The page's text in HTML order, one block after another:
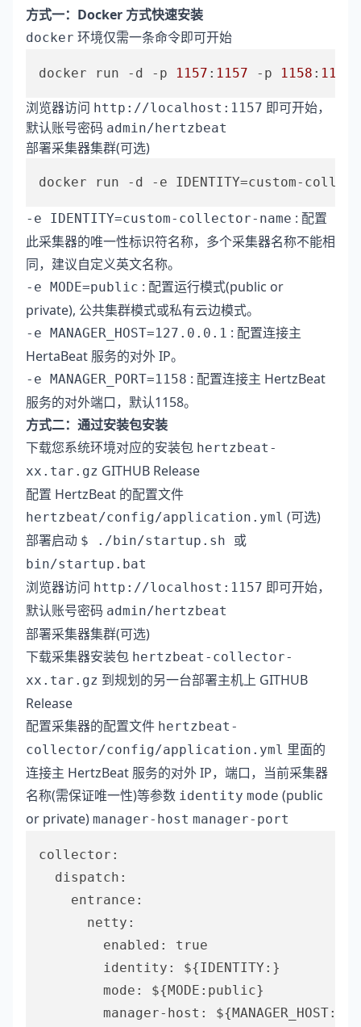
方式一：Docker 方式快速安装
docker 环境仅需一条命令即可开始
docker run -d -p 1157 : 1157 -p 1158 : 1158
浏览器访问 http://localhost:1157 即可开始，
默认账号密码 admin/hertzbeat
部署采集器集群(可选)
docker run -d -e IDENTITY=custom-collector-
-e IDENTITY=custom-collector-name : 配置
此采集器的唯一性标识符名称，多个采集器名称不能相
同，建议自定义英文名称。
-e MODE=public : 配置运行模式(public or
private), 公共集群模式或私有云边模式。
-e MANAGER_HOST=127.0.0.1 : 配置连接主
HertaBeat 服务的对外 IP。
-e MANAGER_PORT=1158 : 配置连接主 HertzBeat
服务的对外端口，默认1158。
方式二：通过安装包安装
下载您系统环境对应的安装包 hertzbeat-
xx.tar.gz GITHUB Release
配置 HertzBeat 的配置文件
hertzbeat/config/application.yml (可选)
部署启动 $ ./bin/startup.sh 或
bin/startup.bat
浏览器访问 http://localhost:1157 即可开始，
默认账号密码 admin/hertzbeat
部署采集器集群(可选)
下载采集器安装包 hertzbeat-collector-
xx.tar.gz 到规划的另一台部署主机上 GITHUB
Release
配置采集器的配置文件 hertzbeat-
collector/config/application.yml 里面的
连接主 HertzBeat 服务的对外 IP，端口，当前采集器
名称(需保证唯一性)等参数 identity mode (public
or private) manager-host manager-port
collector:
  dispatch:
    entrance:
      netty:
        enabled: true
        identity: ${IDENTITY:}
        mode: ${MODE:public}
        manager-host: ${MANAGER_HOST: